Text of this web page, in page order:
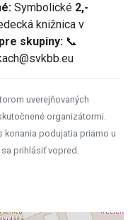
Symbolické 2,-
knižnica v
skupiny: 📞
uverejňovaných
organizátormi.
konania podujatia priamo u
prihlásiť vopred.